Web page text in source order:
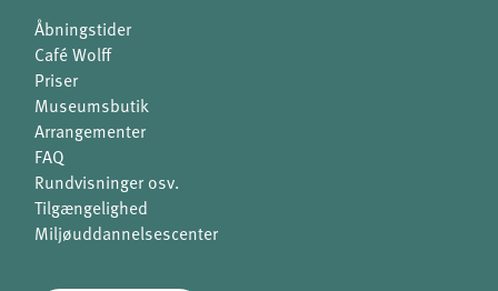
Åbningstider
Café Wolff
Priser
Museumsbutik
Arrangementer
FAQ
Rundvisninger osv.
Tilgængelighed
Miljøuddannelsescenter